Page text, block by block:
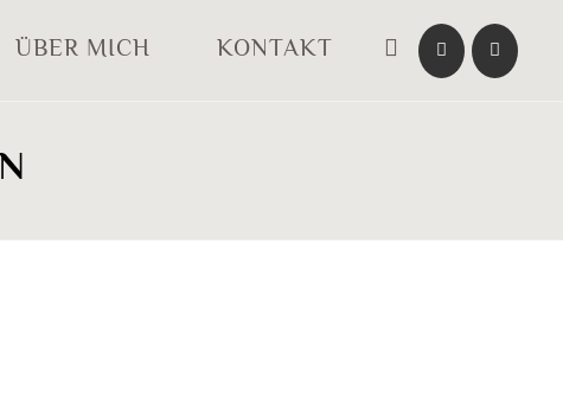
ÜBER MICH KONTAKT